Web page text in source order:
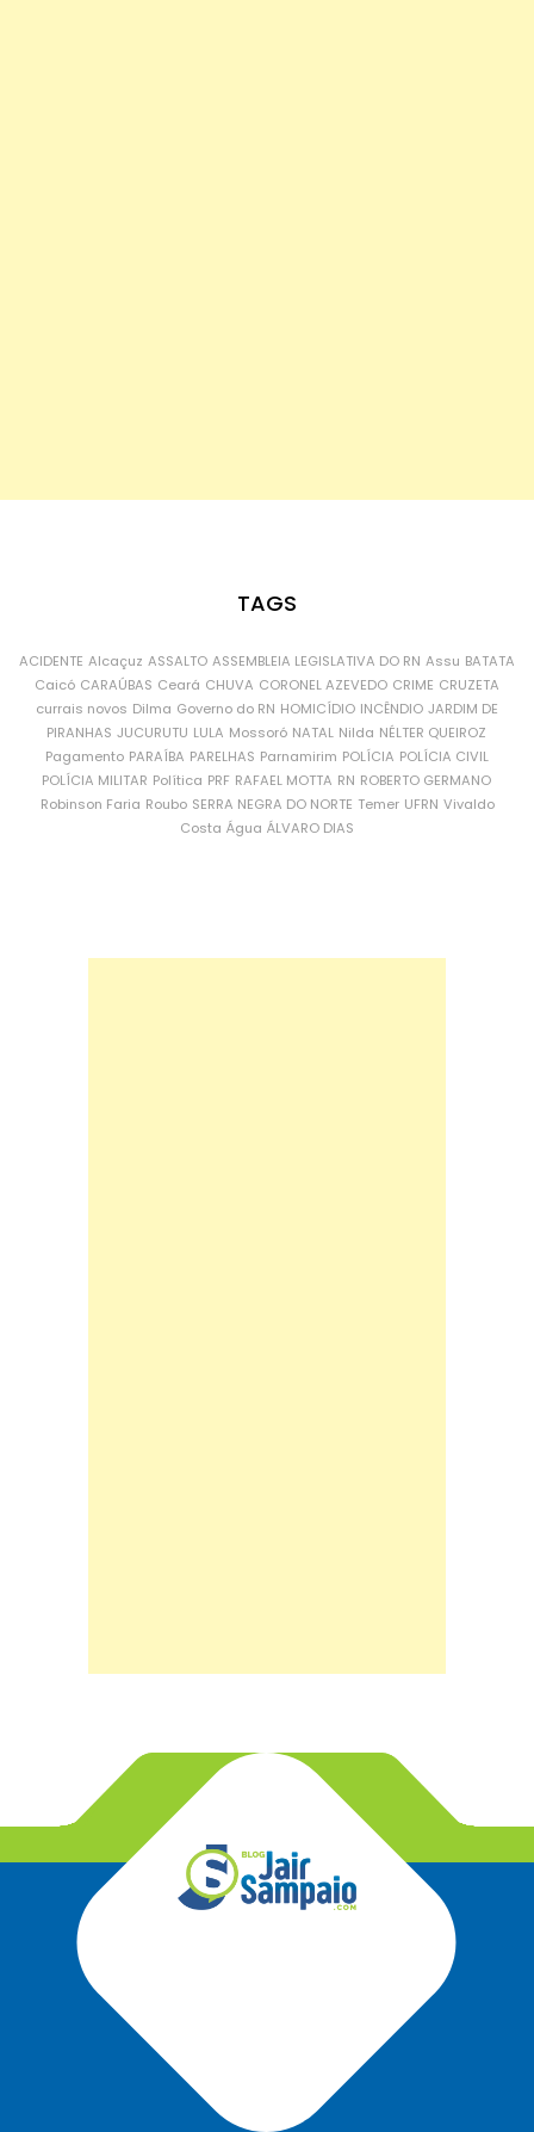
TAGS
ACIDENTE Alcaçuz ASSALTO ASSEMBLEIA LEGISLATIVA DO RN Assu BATATA
Caicó CARAÚBAS Ceará CHUVA CORONEL AZEVEDO CRIME CRUZETA
currais novos Dilma Governo do RN HOMICÍDIO INCÊNDIO JARDIM DE
PIRANHAS JUCURUTU LULA Mossoró NATAL Nilda NÉLTER QUEIROZ
Pagamento PARAÍBA PARELHAS Parnamirim POLÍCIA POLÍCIA CIVIL
POLÍCIA MILITAR Política PRF RAFAEL MOTTA RN ROBERTO GERMANO
Robinson Faria Roubo SERRA NEGRA DO NORTE Temer UFRN Vivaldo
Costa Água ÁLVARO DIAS